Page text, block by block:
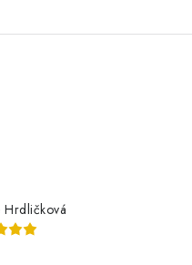
Hrdličková